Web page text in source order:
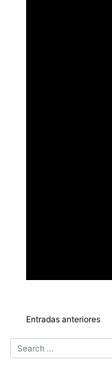
Navegación
de
entradas
Entradas anteriores